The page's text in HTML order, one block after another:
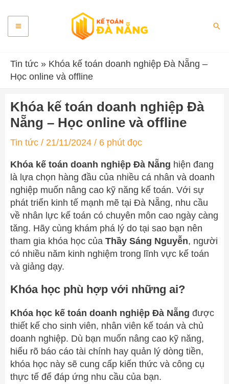
content
Main
Menu
Tin tức » Khóa kế toán doanh nghiệp Đà Nẵng –
Học online và offline
Khóa kế toán doanh nghiệp Đà
Nẵng – Học online và offline
Tin tức/ 21/11/2024 / 6 phút đọc
Khóa kế toán doanh nghiệp Đà Nẵng hiện đang
là lựa chọn hàng đầu của nhiều cá nhân và doanh
nghiệp muốn nâng cao kỹ năng kế toán. Với sự
phát triển kinh tế mạnh mẽ tại Đà Nẵng, nhu cầu
về nhân lực kế toán có chuyên môn cao ngày càng
tăng. Hãy cùng khám phá lý do tại sao bạn nên
tham gia khóa học của Thầy Sáng Nguyễn, người
có nhiều năm kinh nghiệm trong lĩnh vực kế toán
và giảng dạy.
Khóa học phù hợp với những ai?
Khóa học kế toán doanh nghiệp Đà Nẵng được
thiết kế cho sinh viên, nhân viên kế toán và chủ
doanh nghiệp. Dù bạn muốn nâng cao kỹ năng,
hiểu rõ báo cáo tài chính hay quản lý dòng tiền,
khóa học này sẽ cung cấp kiến thức và công cụ
thực tế để đáp ứng nhu cầu của bạn.